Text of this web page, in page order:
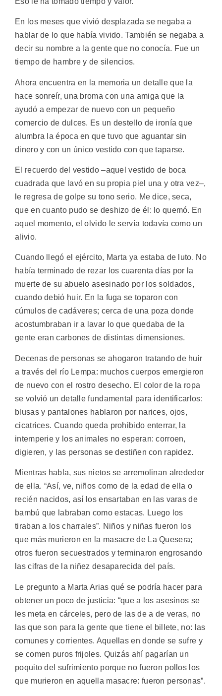
En los meses que vivió desplazada se negaba a
hablar de lo que había vivido. También se negaba a
decir su nombre a la gente que no conocía. Fue un
tiempo de hambre y de silencios.
Ahora encuentra en la memoria un detalle que la
hace sonreír, una broma con una amiga que la
ayudó a empezar de nuevo con un pequeño
comercio de dulces. Es un destello de ironía que
alumbra la época en que tuvo que aguantar sin
dinero y con un único vestido con que taparse.
El recuerdo del vestido –aquel vestido de boca
cuadrada que lavó en su propia piel una y otra vez–,
le regresa de golpe su tono serio. Me dice, seca,
que en cuanto pudo se deshizo de él: lo quemó. En
aquel momento, el olvido le servía todavía como un
alivio.
Cuando llegó el ejército, Marta ya estaba de luto. No
había terminado de rezar los cuarenta días por la
muerte de su abuelo asesinado por los soldados,
cuando debió huir. En la fuga se toparon con
cúmulos de cadáveres; cerca de una poza donde
acostumbraban ir a lavar lo que quedaba de la
gente eran carbones de distintas dimensiones.
Decenas de personas se ahogaron tratando de huir
a través del río Lempa: muchos cuerpos emergieron
de nuevo con el rostro desecho. El color de la ropa
se volvió un detalle fundamental para identificarlos:
blusas y pantalones hablaron por narices, ojos,
cicatrices. Cuando queda prohibido enterrar, la
intemperie y los animales no esperan: corroen,
digieren, y las personas se destiñen con rapidez.
Mientras habla, sus nietos se arremolinan alrededor
de ella. “Así, ve, niños como de la edad de ella o
recién nacidos, así los ensartaban en las varas de
bambú que labraban como estacas. Luego los
tiraban a los charrales”. Niños y niñas fueron los
que más murieron en la masacre de La Quesera;
otros fueron secuestrados y terminaron engrosando
las cifras de la niñez desaparecida del país.
Le pregunto a Marta Arias qué se podría hacer para
obtener un poco de justicia: “que a los asesinos se
les meta en cárceles, pero de las de a de veras, no
las que son para la gente que tiene el billete, no: las
comunes y corrientes. Aquellas en donde se sufre y
se comen puros frijoles. Quizás ahí pagarían un
poquito del sufrimiento porque no fueron pollos los
que murieron en aquella masacre: fueron personas”.